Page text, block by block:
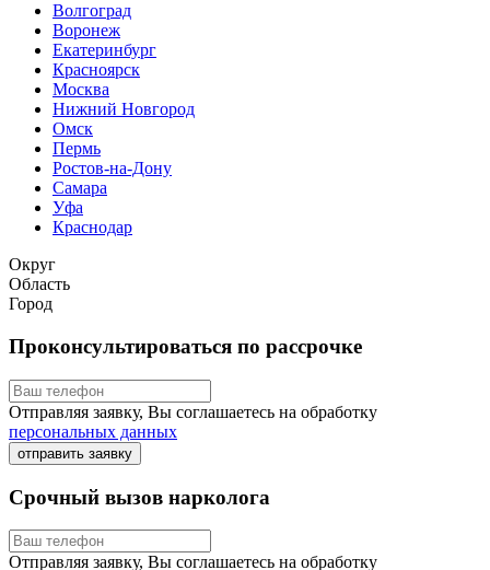
Волгоград
Воронеж
Екатеринбург
Красноярск
Москва
Нижний Новгород
Омск
Пермь
Ростов-на-Дону
Самара
Уфа
Краснодар
Округ
Область
Город
Проконсультироваться по рассрочке
Отправляя заявку, Вы соглашаетесь на обработку
персональных данных
отправить заявку
Срочный вызов нарколога
Отправляя заявку, Вы соглашаетесь на обработку